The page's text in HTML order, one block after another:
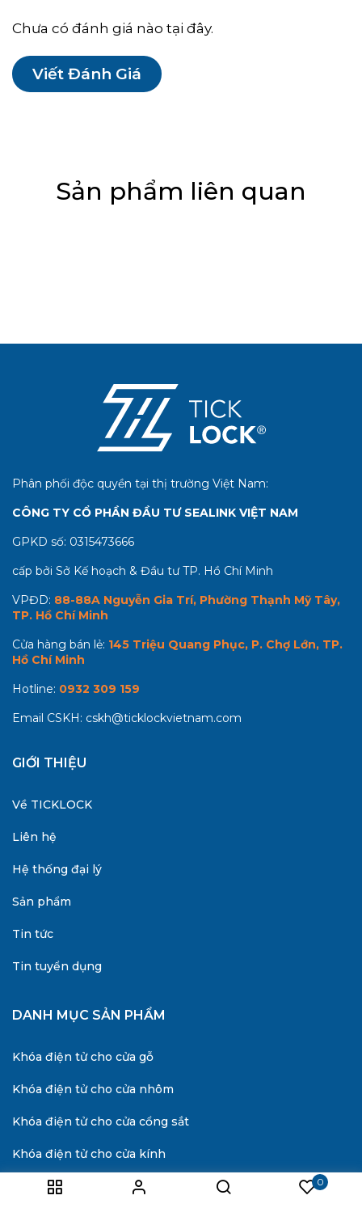
0
Chưa có đánh giá nào tại đây.
Viết Đánh Giá
Sản phẩm liên quan
Phân phối độc quyền tại thị trường Việt Nam:
CÔNG TY CỔ PHẦN ĐẦU TƯ SEALINK VIỆT NAM
GPKD số: 0315473666
cấp bởi Sở Kế hoạch & Đầu tư TP. Hồ Chí Minh
VPĐD: 88-88A Nguyễn Gia Trí, Phường Thạnh Mỹ Tây,
TP. Hồ Chí Minh
Cửa hàng bán lẻ: 145 Triệu Quang Phục, P. Chợ Lớn, TP.
Hồ Chí Minh
Hotline: 0932 309 159
Email CSKH: cskh@ticklockvietnam.com
GIỚI THIỆU
Về TICKLOCK
Liên hệ
Hệ thống đại lý
Sản phẩm
Tin tức
Tin tuyển dụng
DANH MỤC SẢN PHẨM
Khóa điện tử cho cửa gỗ
Khóa điện tử cho cửa nhôm
Khóa điện tử cho cửa cổng sắt
Khóa điện tử cho cửa kính
Khóa cửa đại sảnh